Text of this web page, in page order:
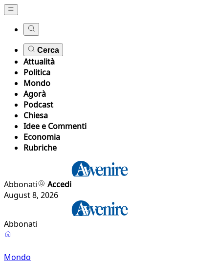
Cerca
Attualità
Politica
Mondo
Agorà
Podcast
Chiesa
Idee e Commenti
Economia
Rubriche
Abbonati
Accedi
August 8, 2026
Abbonati
Mondo